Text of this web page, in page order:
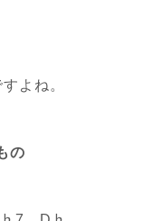
よね。
の